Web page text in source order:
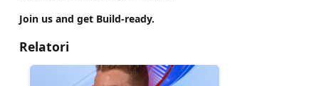
Join us and get Build‑ready.
Relatori